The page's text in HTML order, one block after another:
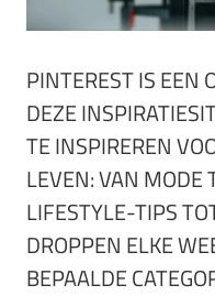
PINTEREST IS EEN
DEZE
TE INSPIREREN
LEVEN: VAN MODE
LIFESTYLE-TIPS
DROPPEN ELKE
BEPAALDE